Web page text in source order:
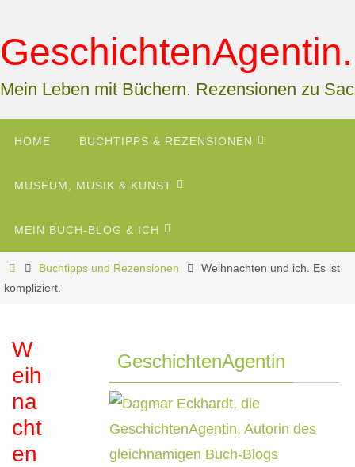
Inhalt
springen
Mein Leben mit Büchern. Rezensionen zu
InhaltHOME BUCHTIPPS & REZENSIONEN
MUSEUM, MUSIK & KUNST
MEIN BUCH-BLOG & ICH
StartBuchtipps und Rezensionen
Weihnachten und ich. Es ist
kompliziert.
W
eih
na
cht
en
GeschichtenAgentin